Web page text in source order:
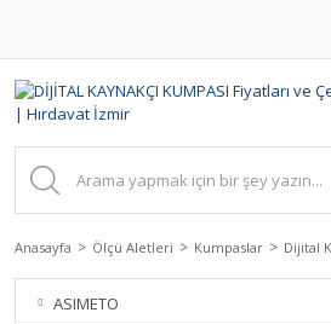
Anasayfa Ölçü Aletleri Kumpaslar Dijital
ASIMETO